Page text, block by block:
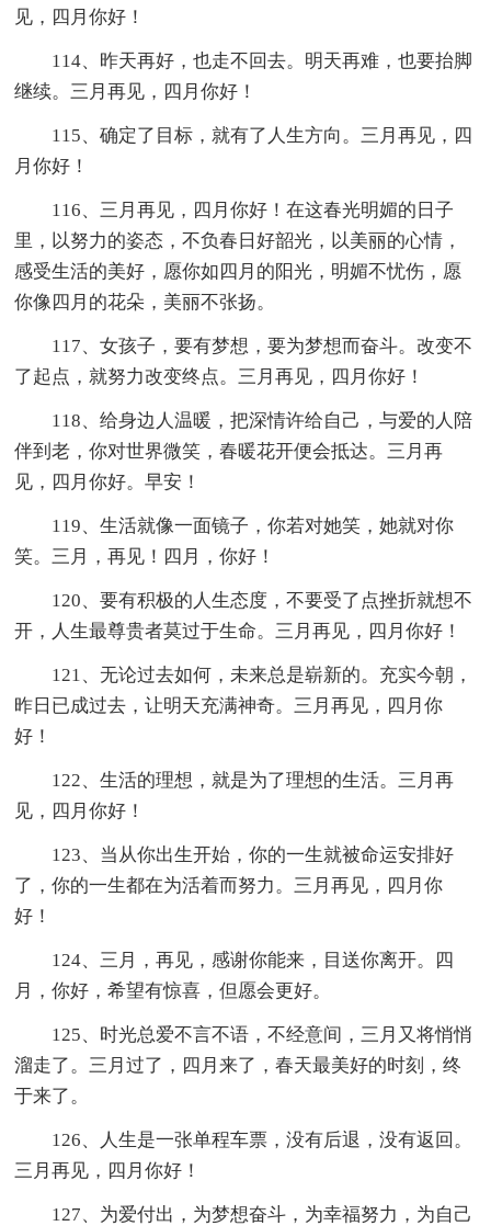
见，四月你好！
114、昨天再好，也走不回去。明天再难，也要抬脚
继续。三月再见，四月你好！
115、确定了目标，就有了人生方向。三月再见，四
月你好！
116、三月再见，四月你好！在这春光明媚的日子
里，以努力的姿态，不负春日好韶光，以美丽的心情，
感受生活的美好，愿你如四月的阳光，明媚不忧伤，愿
你像四月的花朵，美丽不张扬。
117、女孩子，要有梦想，要为梦想而奋斗。改变不
了起点，就努力改变终点。三月再见，四月你好！
118、给身边人温暖，把深情许给自己，与爱的人陪
伴到老，你对世界微笑，春暖花开便会抵达。三月再
见，四月你好。早安！
119、生活就像一面镜子，你若对她笑，她就对你
笑。三月，再见！四月，你好！
120、要有积极的人生态度，不要受了点挫折就想不
开，人生最尊贵者莫过于生命。三月再见，四月你好！
121、无论过去如何，未来总是崭新的。充实今朝，
昨日已成过去，让明天充满神奇。三月再见，四月你
好！
122、生活的理想，就是为了理想的生活。三月再
见，四月你好！
123、当从你出生开始，你的一生就被命运安排好
了，你的一生都在为活着而努力。三月再见，四月你
好！
124、三月，再见，感谢你能来，目送你离开。四
月，你好，希望有惊喜，但愿会更好。
125、时光总爱不言不语，不经意间，三月又将悄悄
溜走了。三月过了，四月来了，春天最美好的时刻，终
于来了。
126、人生是一张单程车票，没有后退，没有返回。
三月再见，四月你好！
127、为爱付出，为梦想奋斗，为幸福努力，为自己